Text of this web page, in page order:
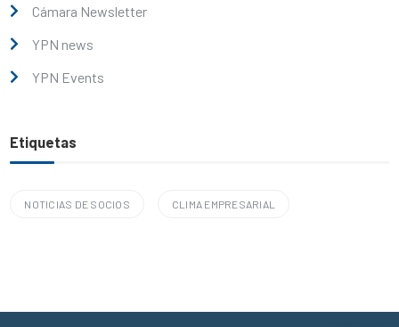
Cámara Newsletter
YPN news
YPN Events
Etiquetas
NOTICIAS DE SOCIOS CLIMA EMPRESARIAL